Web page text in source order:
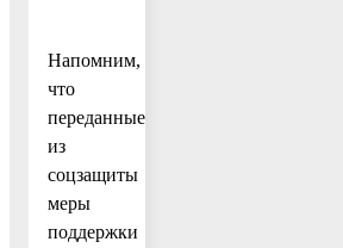
Напомним,
что
переданные
из
соцзащиты
меры
поддержки